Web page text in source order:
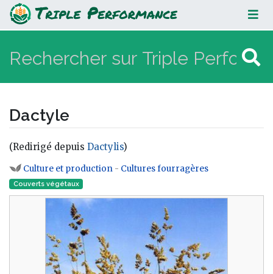
Dactyle
Dactyle
(Redirigé depuis Dactylis)
Aller à :navigation,rechercher
Culture et production - Cultures fourragères
Couverts végétaux